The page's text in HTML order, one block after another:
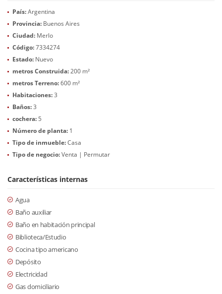
País:Argentina
Provincia: Buenos Aires
Ciudad: Merlo
Código:7334274
Estado: Nuevo
metros Construida:200 m²
metros Terreno:600 m²
Habitaciones:3
Baños:3
cochera: 5
Número de planta: 1
Tipo de inmueble:Casa
Tipo de negocio:Venta | Permutar
Características internas
Agua
Baño auxiliar
Baño en habitación principal
Biblioteca/Estudio
Cocina tipo americano
Depósito
Electricidad
Gas domiciliario